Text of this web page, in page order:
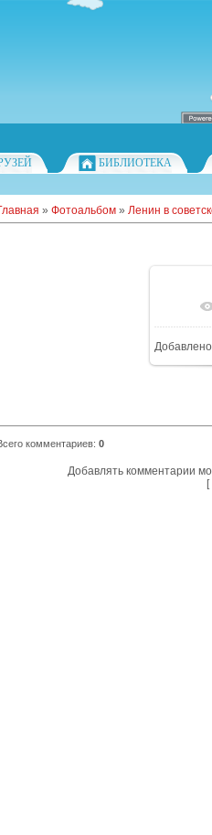
БИБЛИОТЕКА
» Фотоальбом » Ленин в
Добавлено
комментариев: 0
Добавлять комментарии
[